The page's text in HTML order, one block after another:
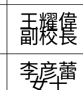
王耀偉
副校長
李彦蕾